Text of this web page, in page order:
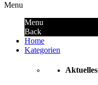
Menu
Menu
Back
Home
Kategorien
Aktuelles